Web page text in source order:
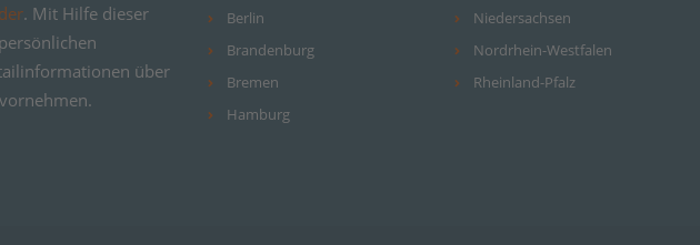
. Mit Hilfe dieser
über
Berlin
Brandenburg
Bremen
Hamburg
Niedersachsen
Nordrhein-Westfalen
Rheinland-Pfalz